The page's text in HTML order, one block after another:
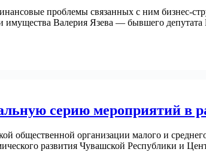
проблемы связанных с ним бизнес-
Валерия Язева — бывшего
серию мероприятий в
общественной организации малого и
развития Чувашской Республики и